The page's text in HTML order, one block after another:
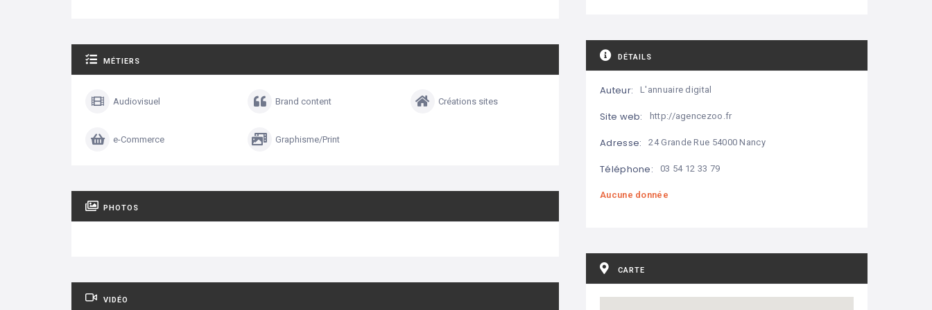
MÉTIERS
Audiovisuel Brand content Créations sites
e-Commerce Graphisme/Print
PHOTOS
VIDÉO
DÉTAILS
Auteur: L'annuaire digital
Site web: http://agencezoo.fr
Adresse: 24 Grande Rue 54000 Nancy
Téléphone: 03 54 12 33 79
Aucune donnée
CARTE